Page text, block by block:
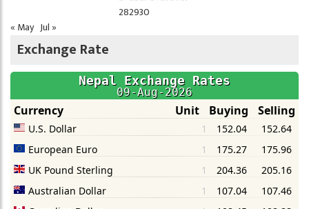
282930
« May Jul »
Exchange Rate